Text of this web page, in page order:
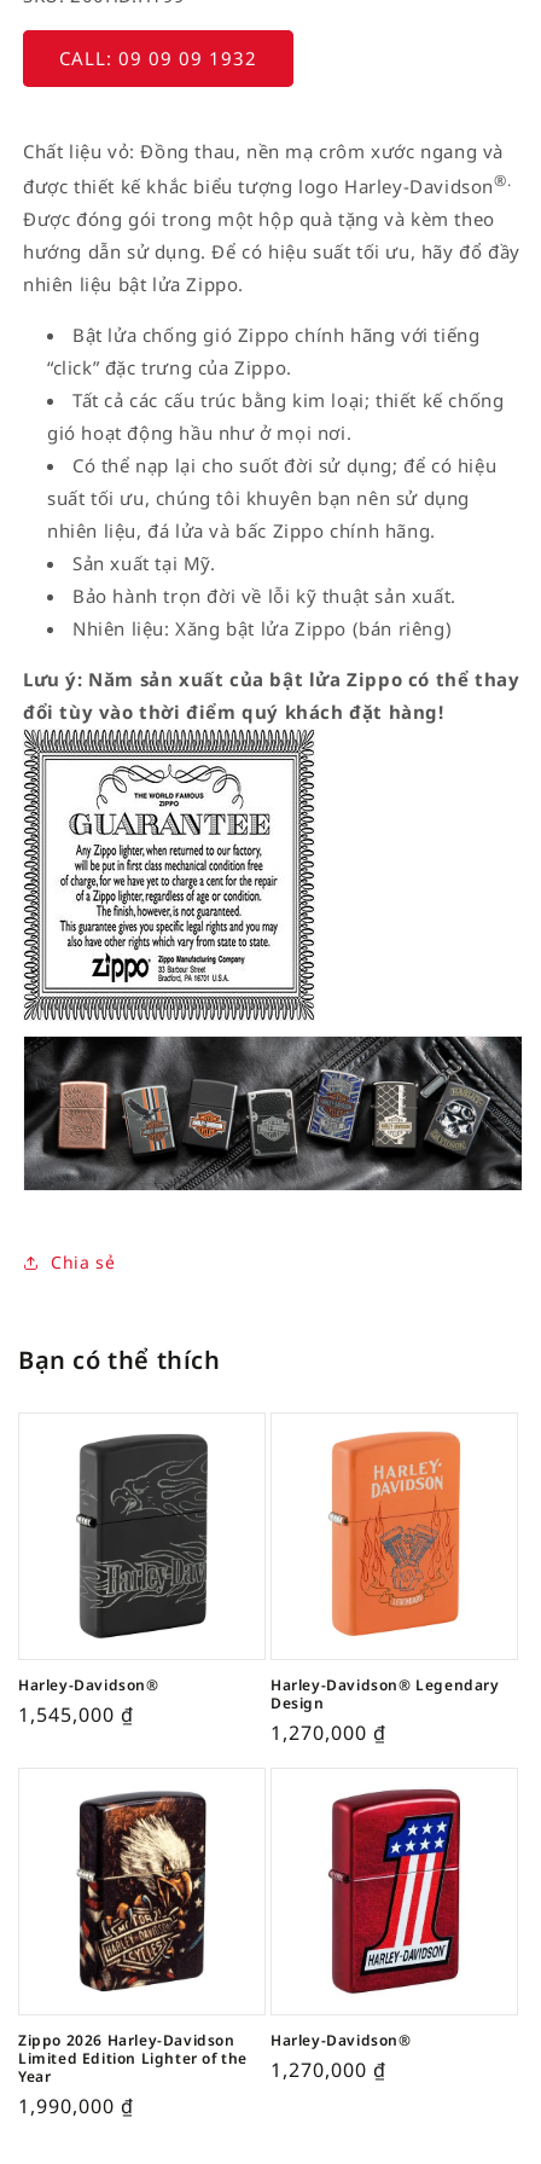
CALL: 09 09 09 1932
Chất liệu vỏ: Đồng thau, nền mạ crôm xước ngang và
được thiết kế khắc biểu tượng logo Harley-Davidson®.
Được đóng gói trong một hộp quà tặng và kèm theo
hướng dẫn sử dụng. Để có hiệu suất tối ưu, hãy đổ đầy
nhiên liệu bật lửa Zippo.
Bật lửa chống gió Zippo chính hãng với tiếng
“click” đặc trưng của Zippo.
Tất cả các cấu trúc bằng kim loại; thiết kế chống
gió hoạt động hầu như ở mọi nơi.
Có thể nạp lại cho suốt đời sử dụng; để có hiệu
suất tối ưu, chúng tôi khuyên bạn nên sử dụng
nhiên liệu, đá lửa và bấc Zippo chính hãng.
Sản xuất tại Mỹ.
Bảo hành trọn đời về lỗi kỹ thuật sản xuất.
Nhiên liệu: Xăng bật lửa Zippo (bán riêng)
Lưu ý: Năm sản xuất của bật lửa Zippo có thể thay
đổi tùy vào thời điểm quý khách đặt hàng!
Chia sẻ
Bạn có thể thích
Harley-Davidson®
1,545,000 ₫
Harley-Davidson® Legendary
Design
1,270,000 ₫
Zippo 2026 Harley-Davidson
Limited Edition Lighter of the
Year
1,990,000 ₫
Harley-Davidson®
1,270,000 ₫